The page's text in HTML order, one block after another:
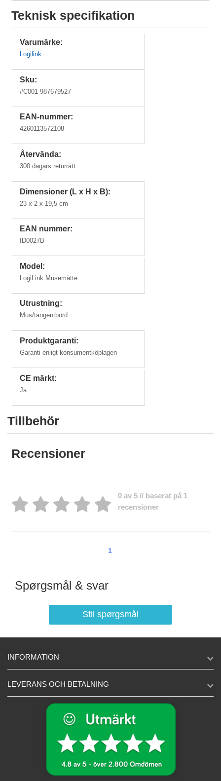
Teknisk specifikation
Varumärke:
Logilink
Sku:
#C001-987679527
EAN-nummer:
4260113572108
Återvända:
300 dagars returrätt
Dimensioner (L x H x B):
23 x 2 x 19,5 cm
EAN nummer:
ID0027B
Model:
LogiLink Musemåtte
Utrustning:
Mus/tangentbord
Produktgaranti:
Garanti enligt konsumentköplagen
CE märkt:
Ja
Tillbehör
Recensioner
0 av 5 // baserat på 1
recensioner
1
Spørgsmål & svar
Stil spørgsmål
INFORMATION
LEVERANS OCH BETALNING